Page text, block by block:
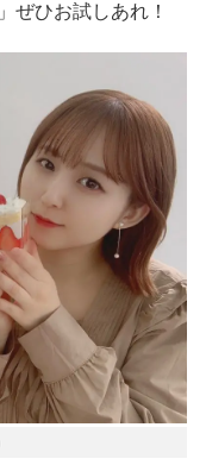
ぜひお試しあれ！